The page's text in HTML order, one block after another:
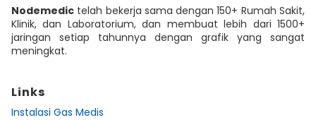
Nodemedic telah bekerja sama dengan 150+ Rumah Sakit,
Klinik, dan Laboratorium, dan membuat lebih dari 1500+
jaringan setiap tahunnya dengan grafik yang sangat
meningkat.
Links
Instalasi Gas Medis